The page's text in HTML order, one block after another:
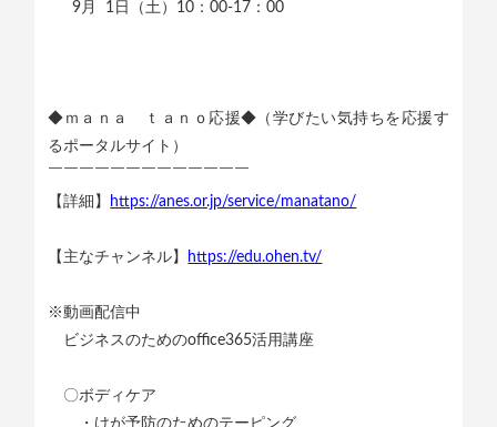
9月 1日（土）10：00-17：00
◆ｍａｎａ ｔａｎｏ応援◆（学びたい気持ちを応援す
るポータルサイト）
￣￣￣￣￣￣￣￣￣￣￣￣￣
【詳細】
https://anes.or.jp/service/manatano/
【主なチャンネル】 https://edu.ohen.tv/
※動画配信中
ビジネスのためのoffice365活用講座
〇ボディケア
・けが予防のためのテーピング